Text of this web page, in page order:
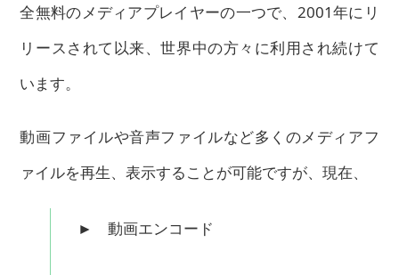
全無料のメディアプレイヤーの一つで、2001年にリ
リースされて以来、世界中の方々に利用され続けて
います。
動画ファイルや音声ファイルなど多くのメディアフ
ァイルを再生、表示することが可能ですが、現在、
► 動画エンコード